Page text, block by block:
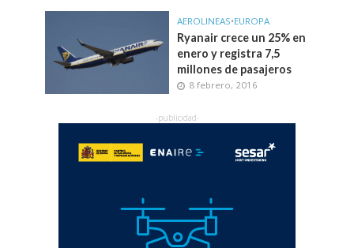
AEROLINEAS•EUROPA
Ryanair crece un 25% en
enero y registra 7,5
millones de pasajeros
8 febrero, 2016